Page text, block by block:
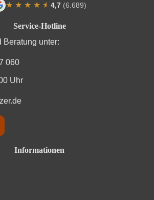
Service-Hotline
Beratung unter:
060
Uhr
Informationen
★ ★ ★ ★ ★
★ 4,7 (6.689)